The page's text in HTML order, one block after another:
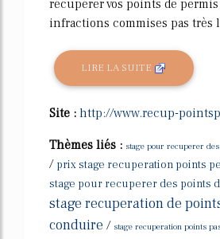
récupérer vos points de
infractions commises pas très
LIRE LA SUITE
Site : http://www.recup-
Thèmes liés : stage pour recuperer
/ prix stage recuperation points
stage pour recuperer des points
stage recuperation de
conduire / stage recuperation points